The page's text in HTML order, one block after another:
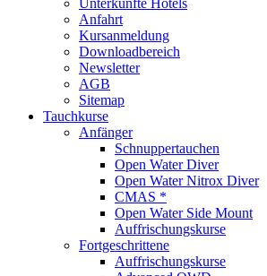
Unterkünfte Hotels
Anfahrt
Kursanmeldung
Downloadbereich
Newsletter
AGB
Sitemap
Tauchkurse
Anfänger
Schnuppertauchen
Open Water Diver
Open Water Nitrox Diver
CMAS *
Open Water Side Mount
Auffrischungskurse
Fortgeschrittene
Auffrischungskurse